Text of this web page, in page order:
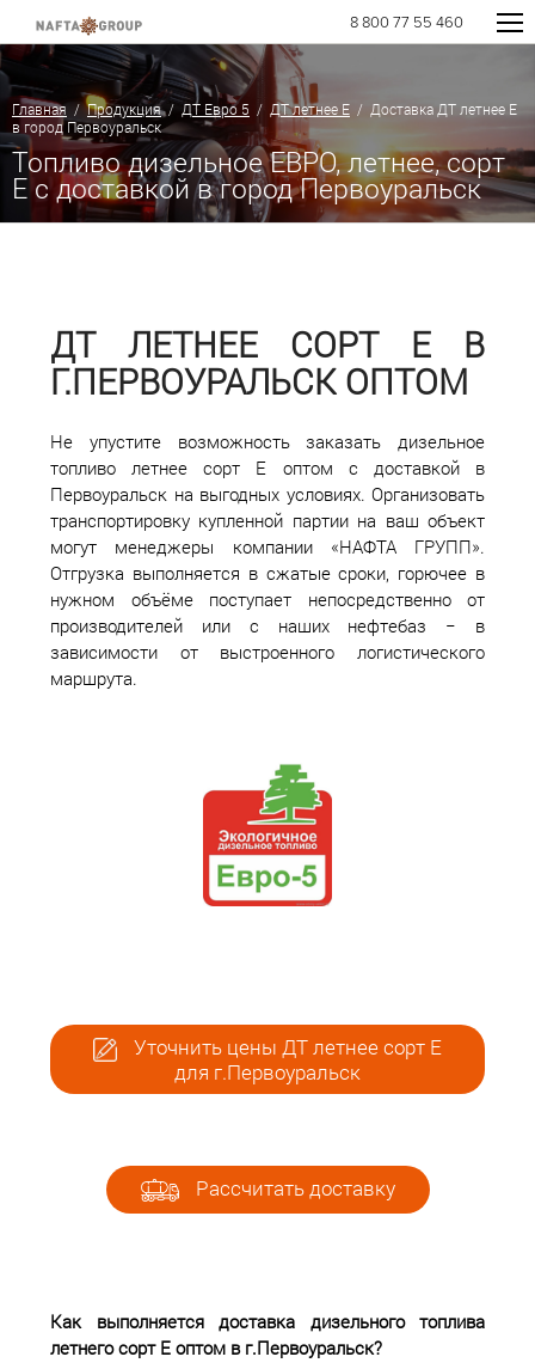
8 800 77 55 460
Главная /Продукция/ ДТ Евро 5 / ДТ летнее Е / Доставка ДТ летнее Е
в город Первоуральск
Топливо дизельное ЕВРО, летнее, сорт
E с доставкой в город Первоуральск
ДТ ЛЕТНЕЕ СОРТ Е В
Г.ПЕРВОУРАЛЬСК ОПТОМ
Не упустите возможность заказать дизельное
топливо летнее сорт Е оптом с доставкой в
Первоуральск на выгодных условиях. Организовать
транспортировку купленной партии на ваш объект
могут менеджеры компании «НАФТА ГРУПП».
Отгрузка выполняется в сжатые сроки, горючее в
нужном объёме поступает непосредственно от
производителей или с наших нефтебаз − в
зависимости от выстроенного логистического
маршрута.
Уточнить цены ДТ летнее сорт Е
для г.Первоуральск
Рассчитать доставку
Как выполняется доставка дизельного топлива
летнего сорт Е оптом в г.Первоуральск?